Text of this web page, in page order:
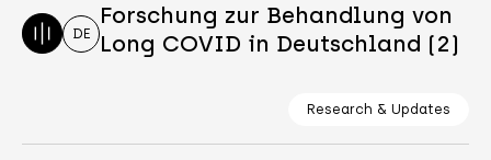
DE
Forschung zur Behandlung von
Long COVID in Deutschland (2)
Research & Updates